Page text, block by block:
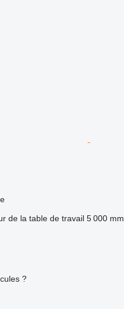
de la table de travail 5 000 mm
?